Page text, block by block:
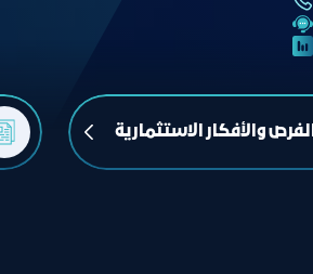
والأفكار الاستثمارية